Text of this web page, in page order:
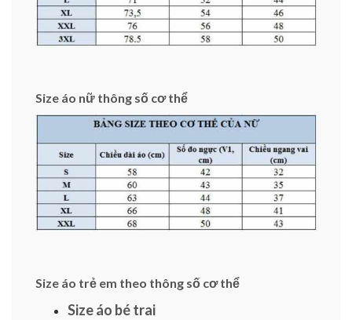
Size áo nữ thông số cơ thể
Size áo trẻ em theo thông số cơ thể
Size áo bé trai